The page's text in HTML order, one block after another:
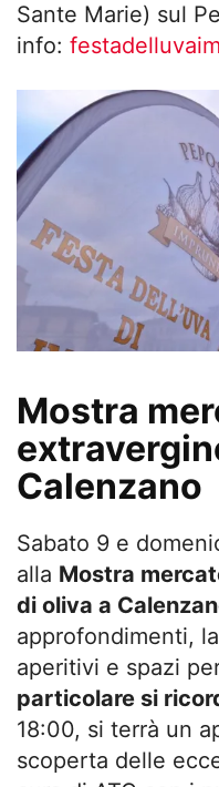
Sante Marie) sul
info:
Mostra
Calenzano
Sabato 9 e
alla Mostra
di oliva a
approfondimenti,
aperitivi e spazi
particolare si
18:00, si terrà un
scoperta delle